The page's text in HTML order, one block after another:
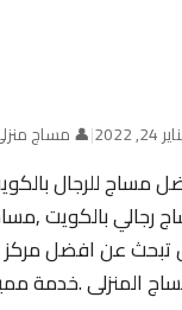
2022
|👤 مساج
مساج للرجال
بالكويت ,مساج بالكويت للرجال 24 ساعة
عن افضل مركز
المنزلى .خدمة